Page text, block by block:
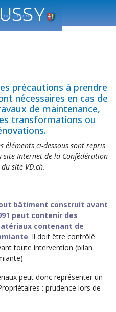
précautions à prendre
nécessaires en cas de
de maintenance,
transformations ou
éléments ci-dessous sont repris
site Internet de la Confédération
site VD.ch.
bâtiment construit avant
peut contenir des
contenant de
. Il doit être contrôlé
toute intervention (bilan
peut donc représenter un
: prudence lors de